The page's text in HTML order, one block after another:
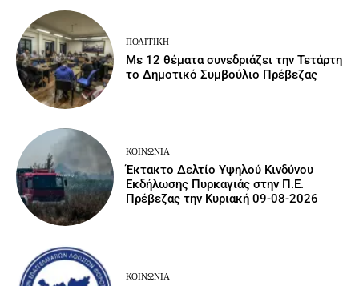
ΠΟΛΙΤΙΚΉ
Με 12 θέματα συνεδριάζει την Τετάρτη
το Δημοτικό Συμβούλιο Πρέβεζας
ΚΟΙΝΩΝΙΑ
Έκτακτο Δελτίο Υψηλού Κινδύνου
Εκδήλωσης Πυρκαγιάς στην Π.Ε.
Πρέβεζας την Κυριακή 09-08-2026
ΚΟΙΝΩΝΙΑ